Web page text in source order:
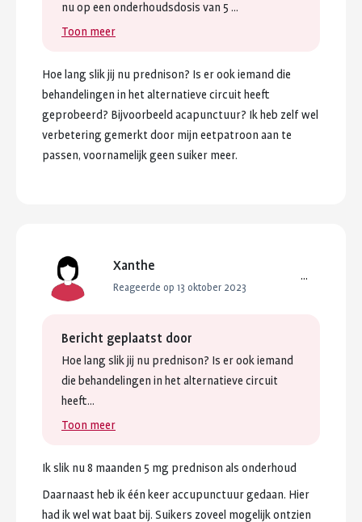
nuop een onderhoudsdosis van 5 ...
Toon meer
Hoe lang slik jij nu prednison? Is erook iemand die
behandelingen in het alternatieve circuit heeft
geprobeerd? Bijvoorbeeld acapunctuur? Ik heb zelf wel
verbetering gemerkt door mijn eetpatroon aan te
passen, voornamelijk geen suiker meer.
Xanthe
Reageerde op 13 oktober 2023
...
Bericht geplaatst door
Hoe lang slik jij nu prednison? Is erook iemand
die behandelingen in het alternatieve circuit
heeft...
Toon meer
Ik slik nu8 maanden 5 mg prednison als onderhoud
Daarnaast heb ik één keeraccupunctuurgedaan. Hier
had ik wel wat baat bij. Suikers zoveel mogelijk ontzien